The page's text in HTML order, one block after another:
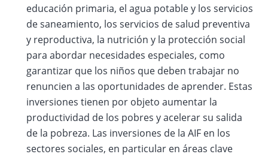
educación primaria, el agua potable y los servicios
de saneamiento, los servicios de salud preventiva
y reproductiva, la nutrición y la protección social
para abordar necesidades especiales, como
garantizar que los niños que deben trabajar no
renuncien a las oportunidades de aprender. Estas
inversiones tienen por objeto aumentar la
productividad de los pobres y acelerar su salida
de la pobreza. Las inversiones de la AIF en los
sectores sociales, en particular en áreas clave